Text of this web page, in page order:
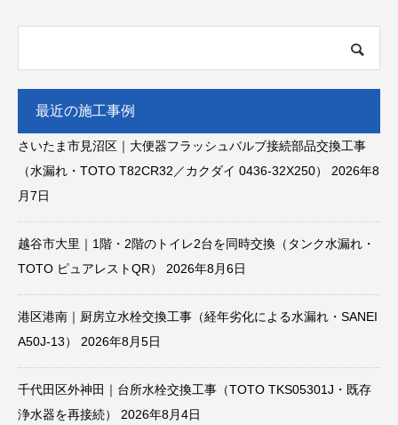
最近の施工事例
さいたま市見沼区｜大便器フラッシュバルブ接続部品交換工事
（水漏れ・TOTO T82CR32／カクダイ 0436-32X250）
2026年8
月7日
越谷市大里｜1階・2階のトイレ2台を同時交換（タンク水漏れ・
TOTO ピュアレストQR）
2026年8月6日
港区港南｜厨房立水栓交換工事（経年劣化による水漏れ・SANEI
A50J-13）
2026年8月5日
千代田区外神田｜台所水栓交換工事（TOTO TKS05301J・既存
浄水器を再接続）
2026年8月4日